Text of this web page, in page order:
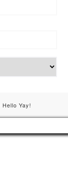
Hello Yay!